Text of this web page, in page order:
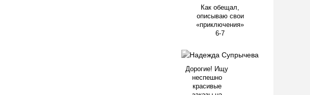
Как обещал,
описываю свои
«приключения»
6-7
Дорогие! Ищу
неспешно
красивые